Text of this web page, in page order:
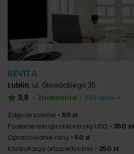
REVITA
Lublin, ul. Głowackiego 35
9,8 • Znakomita • 699 opinii
Zdjęcie szwów
50 zł
Podanie leku pod kontrolą USG
350 zł
Opracowanie rany
50 zł
Konsultacja ortopedyczna
250 zł